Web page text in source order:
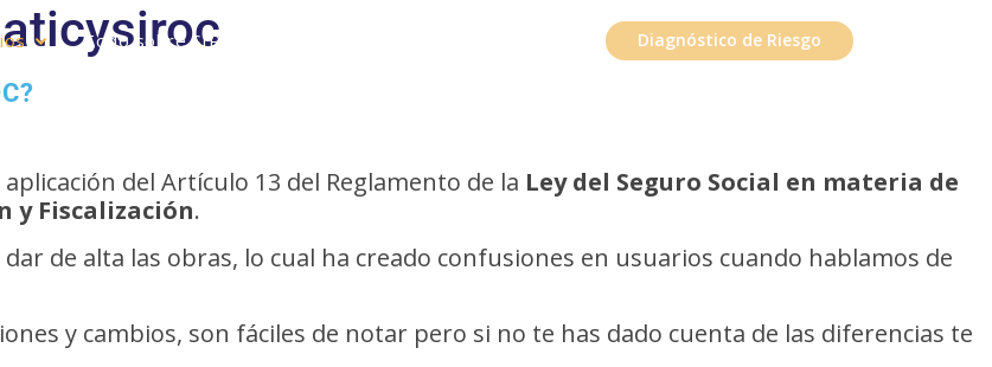
Todo sobre SIROC Diagnóstico de Riesgo
del Artículo 13 del Reglamento de la Ley del Seguro Social en materia de
y Fiscalización.
de alta las obras, lo cual ha creado confusiones en usuarios cuando hablamos de
y cambios, son fáciles de notar pero si no te has dado cuenta de las diferencias te